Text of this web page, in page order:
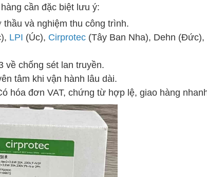
cần đặc biệt lưu ý:
và nghiệm thu công trình.
LPI (Úc), Cirprotec(Tây Ban Nha), Dehn (Đức),
về chống sét lan truyền.
tâm khi vận hành lâu dài.
hóa đơn VAT, chứng từ hợp lệ, giao hàng